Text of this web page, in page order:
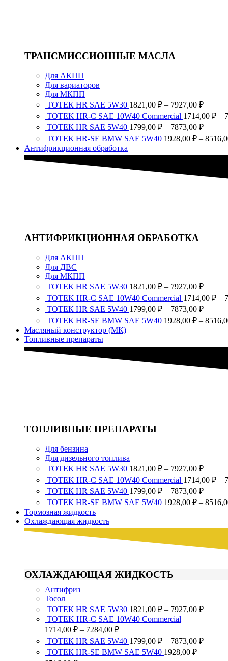
ТРАНСМИССИОННЫЕ МАСЛА
Для АКПП
Для вариаторов
Для МКПП
ТОТЕК HR SAE 5W30 1821,00 ₽ – 7927,00 ₽
цен:
1821,00
TOTEK HR-C SAE 10W40 Commercial 1714,00 ₽ –
ТОТЕК HR SAE 5W40 1799,00 ₽ – 7873,00 ₽
цен:
–
ТОТЕК HR-SE BMW SAE 5W40 1928,00 ₽ –
Антифрикционная обработка
АНТИФРИКЦИОННАЯ ОБРАБОТКА
Для АКПП
Для ДВС
Для МКПП
ТОТЕК HR SAE 5W30 1821,00 ₽ – 7927,00 ₽
цен:
1821,00
TOTEK HR-C SAE 10W40 Commercial 1714,00 ₽ –
ТОТЕК HR SAE 5W40 1799,00 ₽ – 7873,00 ₽
цен:
ТОТЕК HR-SE BMW SAE 5W40 1928,00 ₽ –
Масляный конструктор (МК)
Топливные препараты
ТОПЛИВНЫЕ ПРЕПАРАТЫ
Для бензина
Для дизельного топлива
ТОТЕК HR SAE 5W30 1821,00 ₽ – 7927,00 ₽
цен:
1821,00
TOTEK HR-C SAE 10W40 Commercial 1714,00 ₽ –
ТОТЕК HR SAE 5W40 1799,00 ₽ – 7873,00 ₽
цен:
ТОТЕК HR-SE BMW SAE 5W40 1928,00 ₽ –
Тормозная жидкость
Охлаждающая жидкость
ОХЛАЖДАЮЩАЯ ЖИДКОСТЬ
Антифриз
Тосол
ТОТЕК HR SAE 5W30 1821,00 ₽ – 7927,00 ₽
–
TOTEK HR-C SAE 10W40 Commercial
1714,00 ₽ – 7284,00 ₽Диапазон
цен:
1714,00 ₽
–
ТОТЕК HR SAE 5W40 1799,00 ₽ – 7873,00 ₽
ТОТЕК HR-SE BMW SAE 5W40 1928,00 ₽ –